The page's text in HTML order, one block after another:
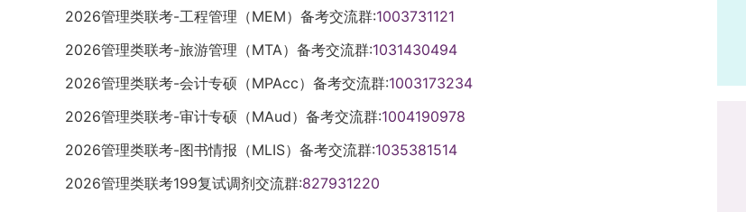
2026管理类联考-工程管理（MEM）备考交流群:1003731121
2026管理类联考-旅游管理（MTA）备考交流群:1031430494
2026管理类联考-会计专硕（MPAcc）备考交流群:1003173234
2026管理类联考-审计专硕（MAud）备考交流群:1004190978
2026管理类联考-图书情报（MLIS）备考交流群:1035381514
2026管理类联考199复试调剂交流群:827931220